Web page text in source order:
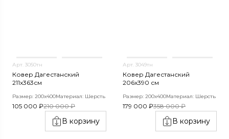
Арт. 3050тн
Ковер Дагестанский
211x363см
Размер: 200х400Материал: Шерсть
105 000 ₽210 000 ₽
В корзину
Арт. 3049тн
Ковер Дагестанский
206x390 см
Размер: 200х400Материал: Шерсть
179 000 ₽358 000 ₽
В корзину